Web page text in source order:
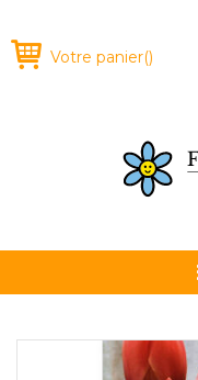
Votre panier()